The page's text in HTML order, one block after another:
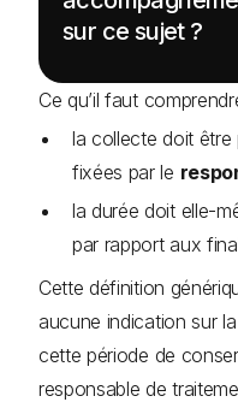
sur ce sujet ?
Ce qu’il faut
la collecte doit
fixées par le
la durée doit elle-
par rapport aux
Cette définition
aucune indication sur
cette période de
responsable de